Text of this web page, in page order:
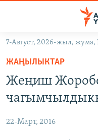
Навигацияга
өтүңүз
Издөөгө
салыңыз
ЭКОНОМИКА
ДҮЙНӨ
БОРБОР АЗИЯ
АТАЙЫН ИЛИКТӨӨ
7-Август, 2026-жыл,
ЖАҢЫЛЫКТАР
Жеңиш
22-Март, 2016